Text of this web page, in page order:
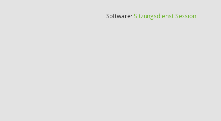
Software:SitzungsdienstSession(Wird in